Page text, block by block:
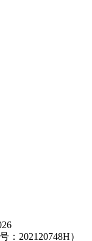
202120748H）